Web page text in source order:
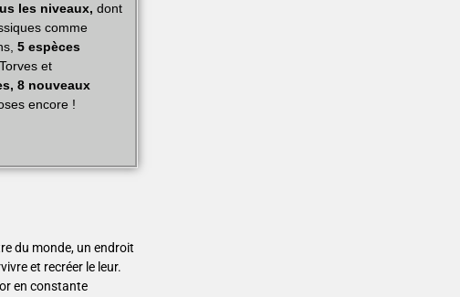
les niveaux, dont
comme
5 espèces
et
8 nouveaux
encore !
du monde, un endroit
et recréer le leur.
en constante